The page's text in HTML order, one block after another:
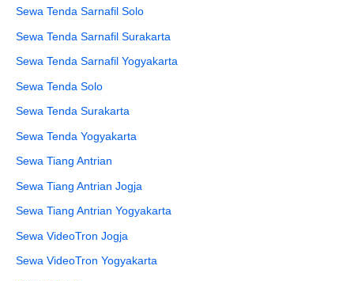
Sewa Tenda Sarnafil Solo
Sewa Tenda Sarnafil Surakarta
Sewa Tenda Sarnafil Yogyakarta
Sewa Tenda Solo
Sewa Tenda Surakarta
Sewa Tenda Yogyakarta
Sewa Tiang Antrian
Sewa Tiang Antrian Jogja
Sewa Tiang Antrian Yogyakarta
Sewa VideoTron Jogja
Sewa VideoTron Yogyakarta